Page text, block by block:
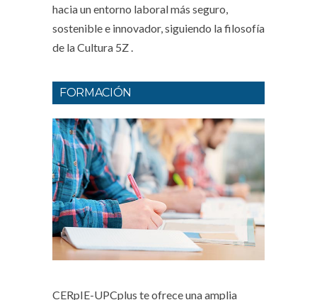
hacia un entorno laboral más seguro,
sostenible e innovador, siguiendo la filosofía
de la Cultura 5Z .
FORMACIÓN
CERpIE-UPCplus te ofrece una amplia